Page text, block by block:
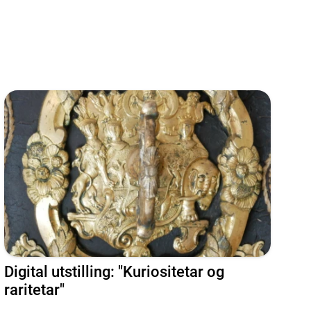
Digital utstilling: "Kuriositetar og
raritetar"